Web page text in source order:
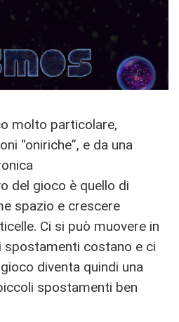
molto particolare,
“oniriche”, e da una
del gioco è quello di
spazio e crescere
Ci si può muovere in
spostamenti costano e ci
diventa quindi una
spostamenti ben